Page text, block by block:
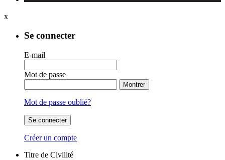
x
Se connecter
E-mail
Mot de passe
Montrer
Mot de passe oublié?
Se connecter
Créer un compte
Titre de Civilité